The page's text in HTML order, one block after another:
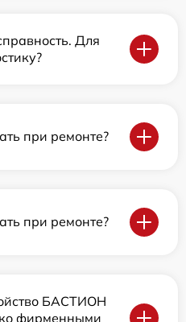
Для
при ремонте?
при ремонте?
БАСТИОН
фирменными